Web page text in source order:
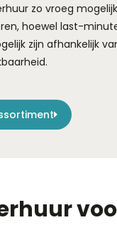
zo vroeg
hoewel last-
zijn afhankelijk